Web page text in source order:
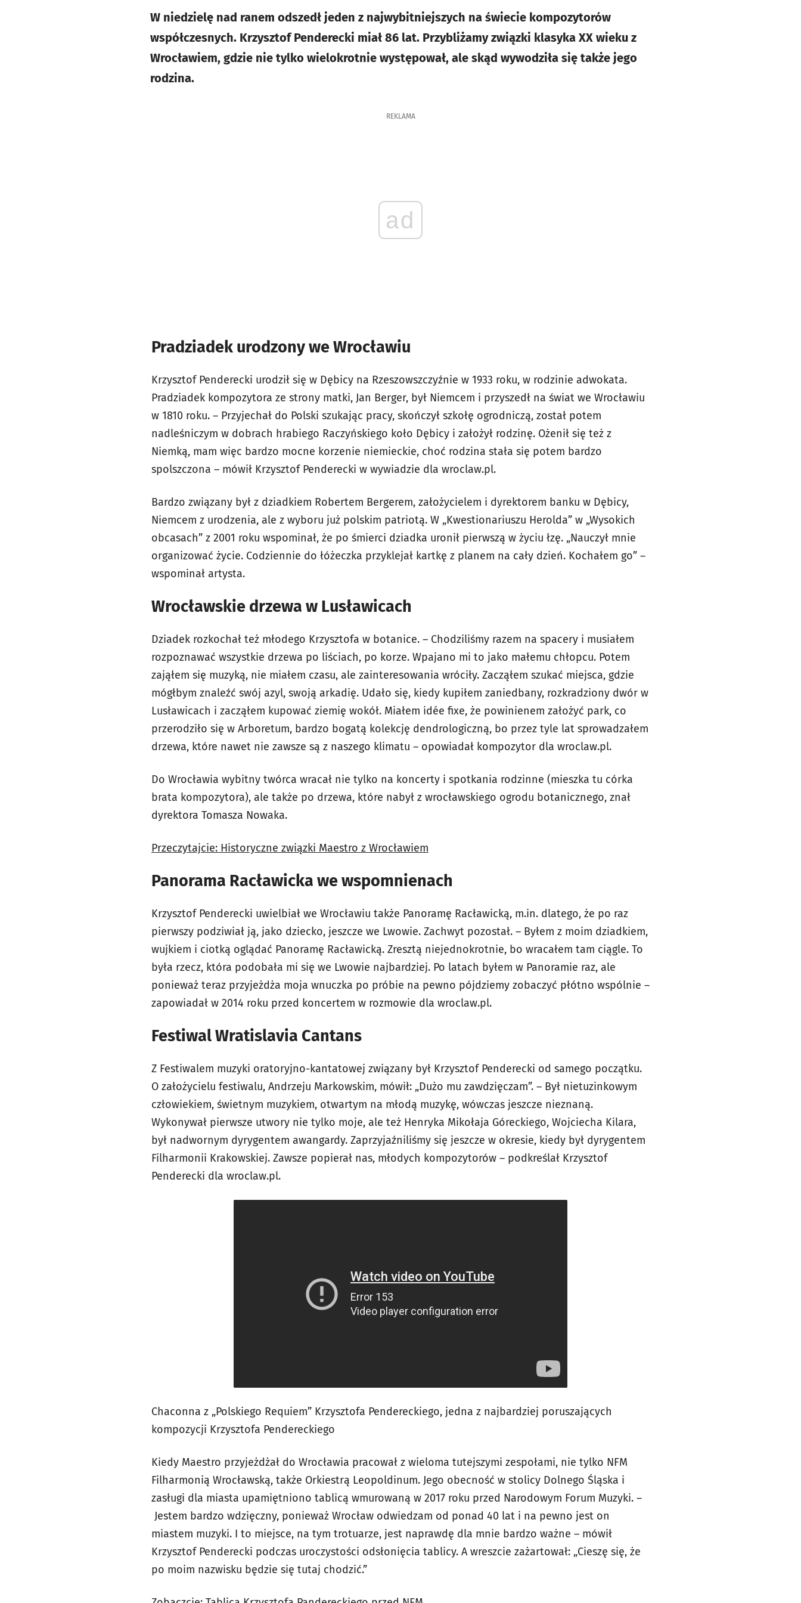
W niedzielę nad ranem odszedł jeden z najwybitniejszych na świecie kompozytorów
współczesnych. Krzysztof Penderecki miał 86 lat. Przybliżamy związki klasyka XX wieku z
Wrocławiem, gdzie nie tylko wielokrotnie występował, ale skąd wywodziła się także jego
rodzina.
REKLAMA
ad
Pradziadek urodzony we Wrocławiu
Krzysztof Penderecki urodził się w Dębicy na Rzeszowszczyźnie w 1933 roku, w rodzinie adwokata.
Pradziadek kompozytora ze strony matki, Jan Berger, był Niemcem i przyszedł na świat we Wrocławiu
w 1810 roku. – Przyjechał do Polski szukając pracy, skończył szkołę ogrodniczą, został potem
nadleśniczym w dobrach hrabiego Raczyńskiego koło Dębicy i założył rodzinę. Ożenił się też z
Niemką, mam więc bardzo mocne korzenie niemieckie, choć rodzina stała się potem bardzo
spolszczona – mówił Krzysztof Penderecki w wywiadzie dla wroclaw.pl.
Bardzo związany był z dziadkiem Robertem Bergerem, założycielem i dyrektorem banku w Dębicy,
Niemcem z urodzenia, ale z wyboru już polskim patriotą. W „Kwestionariuszu Herolda” w „Wysokich
obcasach” z 2001 roku wspominał, że po śmierci dziadka uronił pierwszą w życiu łzę. „Nauczył mnie
organizować życie. Codziennie do łóżeczka przyklejał kartkę z planem na cały dzień. Kochałem go” –
wspominał artysta.
Wrocławskie drzewa w Lusławicach
Dziadek rozkochał też młodego Krzysztofa w botanice. – Chodziliśmy razem na spacery i musiałem
rozpoznawać wszystkie drzewa po liściach, po korze. Wpajano mi to jako małemu chłopcu. Potem
zająłem się muzyką, nie miałem czasu, ale zainteresowania wróciły. Zacząłem szukać miejsca, gdzie
mógłbym znaleźć swój azyl, swoją arkadię. Udało się, kiedy kupiłem zaniedbany, rozkradziony dwór w
Lusławicach i zacząłem kupować ziemię wokół. Miałem idée fixe, że powinienem założyć park, co
przerodziło się w Arboretum, bardzo bogatą kolekcję dendrologiczną, bo przez tyle lat sprowadzałem
drzewa, które nawet nie zawsze są z naszego klimatu – opowiadał kompozytor dla wroclaw.pl.
Do Wrocławia wybitny twórca wracał nie tylko na koncerty i spotkania rodzinne (mieszka tu córka
brata kompozytora), ale także po drzewa, które nabył z wrocławskiego ogrodu botanicznego, znał
dyrektora Tomasza Nowaka.
Przeczytajcie: Historyczne związki Maestro z Wrocławiem
Panorama Racławicka we wspomnienach
Krzysztof Penderecki uwielbiał we Wrocławiu także Panoramę Racławicką, m.in. dlatego, że po raz
pierwszy podziwiał ją, jako dziecko, jeszcze we Lwowie. Zachwyt pozostał. – Byłem z moim dziadkiem,
wujkiem i ciotką oglądać Panoramę Racławicką. Zresztą niejednokrotnie, bo wracałem tam ciągle. To
była rzecz, która podobała mi się we Lwowie najbardziej. Po latach byłem w Panoramie raz, ale
ponieważ teraz przyjeżdża moja wnuczka po próbie na pewno pójdziemy zobaczyć płótno wspólnie –
zapowiadał w 2014 roku przed koncertem w rozmowie dla wroclaw.pl.
Festiwal Wratislavia Cantans
Z Festiwalem muzyki oratoryjno-kantatowej związany był Krzysztof Penderecki od samego początku.
O założycielu festiwalu, Andrzeju Markowskim, mówił: „Dużo mu zawdzięczam”. – Był nietuzinkowym
człowiekiem, świetnym muzykiem, otwartym na młodą muzykę, wówczas jeszcze nieznaną.
Wykonywał pierwsze utwory nie tylko moje, ale też Henryka Mikołaja Góreckiego, Wojciecha Kilara,
był nadwornym dyrygentem awangardy. Zaprzyjaźniliśmy się jeszcze w okresie, kiedy był dyrygentem
Filharmonii Krakowskiej. Zawsze popierał nas, młodych kompozytorów – podkreślał Krzysztof
Penderecki dla wroclaw.pl.
Chaconna z „Polskiego Requiem” Krzysztofa Pendereckiego, jedna z najbardziej poruszających
kompozycji Krzysztofa Pendereckiego
Kiedy Maestro przyjeżdżał do Wrocławia pracował z wieloma tutejszymi zespołami, nie tylko NFM
Filharmonią Wrocławską, także Orkiestrą Leopoldinum. Jego obecność w stolicy Dolnego Śląska i
zasługi dla miasta upamiętniono tablicą wmurowaną w 2017 roku przed Narodowym Forum Muzyki. –
Jestem bardzo wdzięczny, ponieważ Wrocław odwiedzam od ponad 40 lat i na pewno jest on
miastem muzyki. I to miejsce, na tym trotuarze, jest naprawdę dla mnie bardzo ważne – mówił
Krzysztof Penderecki podczas uroczystości odsłonięcia tablicy. A wreszcie zażartował: „Cieszę się, że
po moim nazwisku będzie się tutaj chodzić.”